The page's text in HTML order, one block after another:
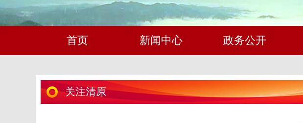
首页 新闻中心 政务公开
关注清原